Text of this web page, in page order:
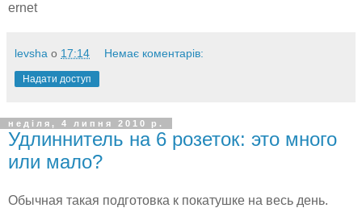
ernet
levsha о 17:14 Немає коментарів:
Надати доступ
неділя, 4 липня 2010 р.
Удлиннитель на 6 розеток: это много
или мало?
Обычная такая подготовка к покатушке на весь день.